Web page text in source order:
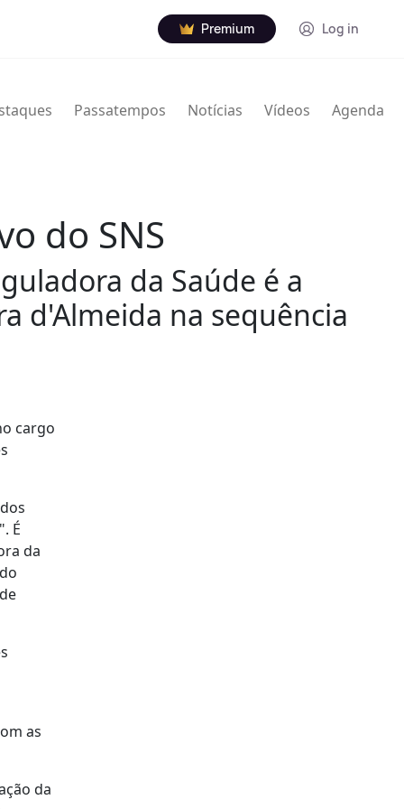
Premium Log in
Passatempos Notícias Vídeos Agenda
do SNS
da Saúde é a
d'Almeida na sequência
cargo
É
da
as
da